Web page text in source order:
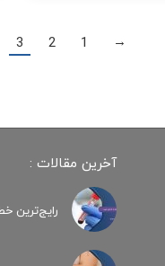
←
1
2
3
آخرین مقالات :
رایج‌ترین